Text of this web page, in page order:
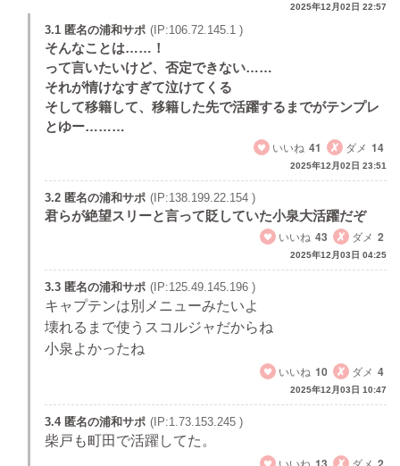
2025年12月02日 22:57
3.1 匿名の浦和サポ (IP:106.72.145.1 )
そんなことは……！
って言いたいけど、否定できない……
それが情けなすぎて泣けてくる
そして移籍して、移籍した先で活躍するまでがテンプレ
とゆー………
いいね 41 ダメ 14
2025年12月02日 23:51
3.2 匿名の浦和サポ (IP:138.199.22.154 )
君らが絶望スリーと言って貶していた小泉大活躍だぞ
いいね 43 ダメ 2
2025年12月03日 04:25
3.3 匿名の浦和サポ (IP:125.49.145.196 )
キャプテンは別メニューみたいよ
壊れるまで使うスコルジャだからね
小泉よかったね
いいね 10 ダメ 4
2025年12月03日 10:47
3.4 匿名の浦和サポ (IP:1.73.153.245 )
柴戸も町田で活躍してた。